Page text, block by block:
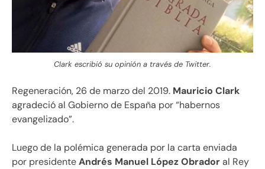
Clark escribió su opinión a través de Twitter.
Regeneración, 26 de marzo del 2019. Mauricio Clark
agradeció al Gobierno de España por “habernos
evangelizado”.
Luego de la polémica generada por la carta enviada
por presidenteAndrés Manuel López Obradoral Rey